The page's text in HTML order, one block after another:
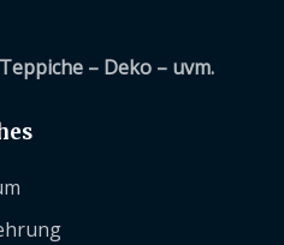
– Deko – uvm.